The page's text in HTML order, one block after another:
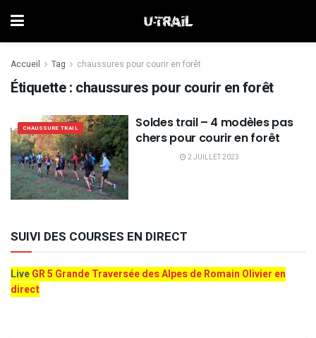
Accueil Tag chaussures pour courir en forêt
Étiquette : chaussures pour courir en forêt
CHAUSSURE TRAIL
Soldes trail – 4 modèles pas
chers pour courir en forêt
2 JUILLET 2023
SUIVI DES COURSES EN DIRECT
LiveGR 5 Grande Traversée des Alpes de Romain Olivier en
direct